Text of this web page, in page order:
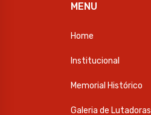
MENU
Home
Institucional
Memorial Histórico
Galeria de Lutadoras